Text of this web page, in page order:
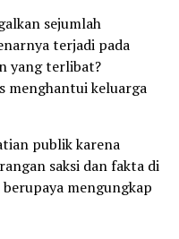
sejumlah
terjadi pada
yang terlibat?
menghantui keluarga
publik karena
saksi dan fakta di
mengungkap